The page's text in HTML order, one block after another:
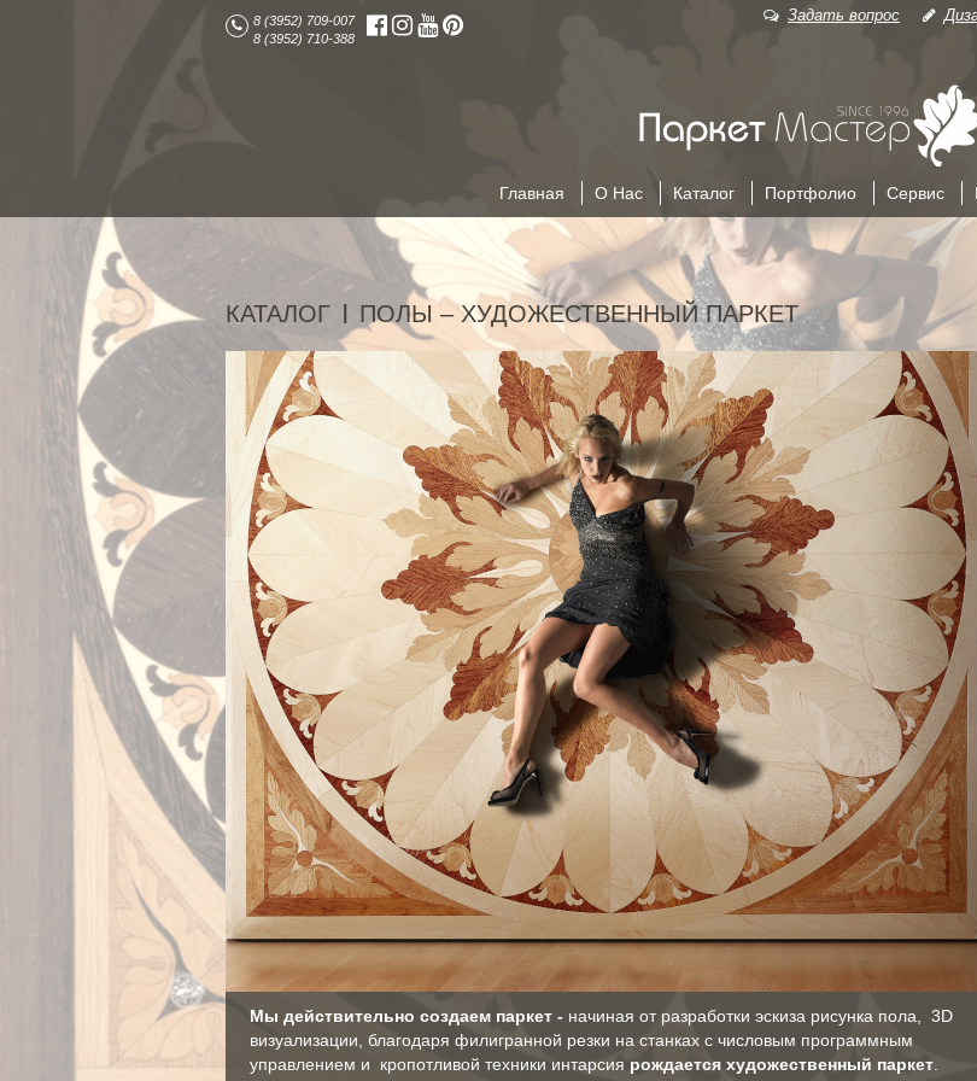
8 (3952) 709-007
8 (3952) 710-388
Задать вопрос
Главная О Нас Каталог Портфолио Сервис
КАТАЛОГ ПОЛЫ – ХУДОЖЕСТВЕННЫЙ ПАРКЕТ
Мы действительно создаем паркет - начиная от разработки эскиза рисунка пола, 3D
визуализации, благодаря филигранной резки на станках с числовым программным
управлением и кропотливой техники интарсия рождается художественный паркет